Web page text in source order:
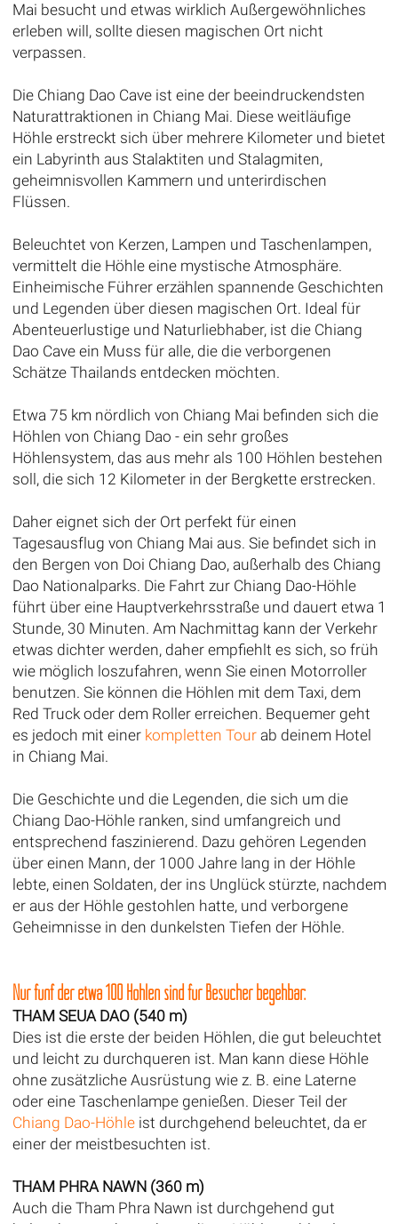
Mai besucht und etwas wirklich Außergewöhnliches
erleben will, sollte diesen magischen Ort nicht
verpassen.
Die Chiang Dao Cave ist eine der beeindruckendsten
Naturattraktionen in Chiang Mai. Diese weitläufige
Höhle erstreckt sich über mehrere Kilometer und bietet
ein Labyrinth aus Stalaktiten und Stalagmiten,
geheimnisvollen Kammern und unterirdischen
Flüssen.
Beleuchtet von Kerzen, Lampen und Taschenlampen,
vermittelt die Höhle eine mystische Atmosphäre.
Einheimische Führer erzählen spannende Geschichten
und Legenden über diesen magischen Ort. Ideal für
Abenteuerlustige und Naturliebhaber, ist die Chiang
Dao Cave ein Muss für alle, die die verborgenen
Schätze Thailands entdecken möchten.
Etwa 75 km nördlich von Chiang Mai befinden sich die
Höhlen von Chiang Dao - ein sehr großes
Höhlensystem, das aus mehr als 100 Höhlen bestehen
soll, die sich 12 Kilometer in der Bergkette erstrecken.
Daher eignet sich der Ort perfekt für einen
Tagesausflug von Chiang Mai aus. Sie befindet sich in
den Bergen von Doi Chiang Dao, außerhalb des Chiang
Dao Nationalparks. Die Fahrt zur Chiang Dao-Höhle
führt über eine Hauptverkehrsstraße und dauert etwa 1
Stunde, 30 Minuten. Am Nachmittag kann der Verkehr
etwas dichter werden, daher empfiehlt es sich, so früh
wie möglich loszufahren, wenn Sie einen Motorroller
benutzen. Sie können die Höhlen mit dem Taxi, dem
Red Truck oder dem Roller erreichen. Bequemer geht
es jedoch mit einer kompletten Tourab deinem Hotel
in Chiang Mai.
Die Geschichte und die Legenden, die sich um die
Chiang Dao-Höhle ranken, sind umfangreich und
entsprechend faszinierend. Dazu gehören Legenden
über einen Mann, der 1000 Jahre lang in der Höhle
lebte, einen Soldaten, der ins Unglück stürzte, nachdem
er aus der Höhle gestohlen hatte, und verborgene
Geheimnisse in den dunkelsten Tiefen der Höhle.
Nur fünf der etwa 100 Höhlen sind für Besucher begehbar:
THAM SEUA DAO (540 m)
Dies ist die erste der beiden Höhlen, die gut beleuchtet
und leicht zu durchqueren ist. Man kann diese Höhle
ohne zusätzliche Ausrüstung wie z. B. eine Laterne
oder eine Taschenlampe genießen. Dieser Teil der
Chiang Dao-Höhleist durchgehend beleuchtet, da er
einer der meistbesuchten ist.
THAM PHRA NAWN (360 m)
Auch die Tham Phra Nawn ist durchgehend gut